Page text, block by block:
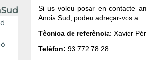
Si us voleu posar en contacte
Anoia Sud, podeu adreçar-vos a
Tècnica de referència: Xavier
Telèfon: 93 772 78 28